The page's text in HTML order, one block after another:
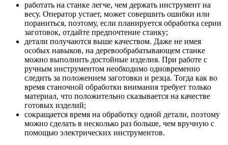
работать на станке легче, чем держать инструмент на
весу. Оператор устает, может совершить ошибки или
пораниться, поэтому, если планируется обработка серии
заготовок, отдайте предпочтение станку;
детали получаются выше качеством. Даже не имея
особых навыков, на деревообрабатывающем станке
можно выполнить достойные изделия. При работе с
ручным инструментом необходимо одновременно
следить за положением заготовки и резца. Тогда как во
время станочной обработки внимания требует только
материал, что положительно сказывается на качестве
готовых изделий;
сокращается время на обработку одной детали, поэтому
можно сделать в несколько раз больше, чем вручную с
помощью электрических инструментов.